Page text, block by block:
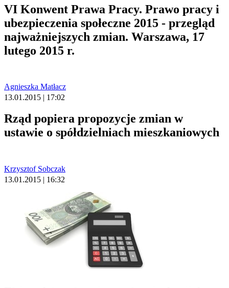
VI Konwent Prawa Pracy. Prawo pracy i
ubezpieczenia społeczne 2015 - przegląd
najważniejszych zmian. Warszawa, 17
lutego 2015 r.
Agnieszka Matłacz
13.01.2015 | 17:02
Rząd popiera propozycje zmian w
ustawie o spółdzielniach mieszkaniowych
Krzysztof Sobczak
13.01.2015 | 16:32